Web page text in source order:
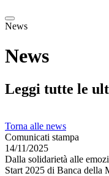
News
News
Leggi tutte le
Torna alle news
Comunicati stampa
14/11/2025
Dalla solidarietà alle
Start 2025 di Banca della